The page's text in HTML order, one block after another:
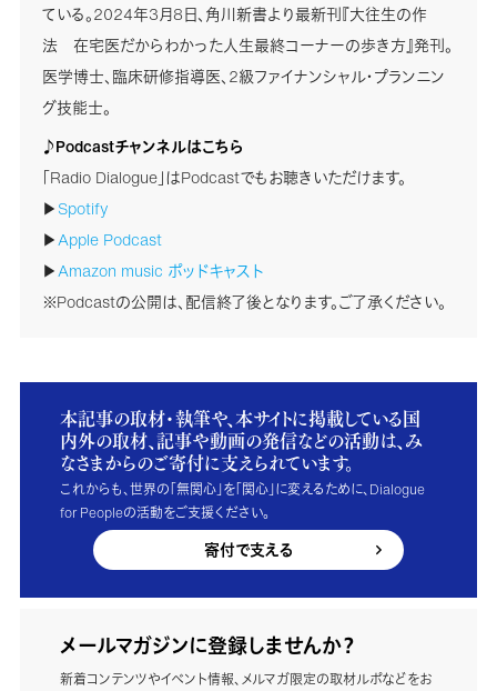
ている。2024年3月8日、角川新書より最新刊『大往生の作
法 在宅医だからわかった人生最終コーナーの歩き方』発刊。
医学博士、臨床研修指導医、2級ファイナンシャル・プランニン
グ技能士。
♪Podcastチャンネルはこちら
「Radio Dialogue」はPodcastでもお聴きいただけます。
▶Spotify
▶Apple Podcast
▶Amazon music ポッドキャスト
※Podcastの公開は、配信終了後となります。ご了承ください。
本記事の取材・執筆や、本サイトに掲載している国
内外の取材、記事や動画の発信などの活動は、み
なさまからのご寄付に支えられています。
これからも、世界の「無関心」を「関心」に変えるために、Dialogue
for Peopleの活動をご支援ください。
寄付で支える
メールマガジンに登録しませんか？
新着コンテンツやイベント情報、メルマガ限定の取材ルポなどをお